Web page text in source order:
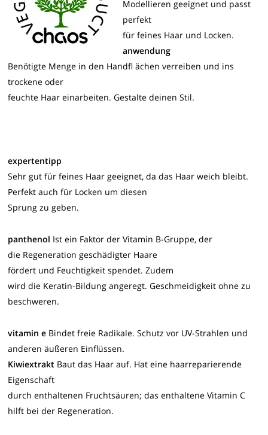
Modellieren geeignet und passt
perfekt
für feines Haar und Locken.
anwendung
Benötigte Menge in den Handfl ächen verreiben und ins
trockene oder
feuchte Haar einarbeiten. Gestalte deinen Stil.
expertentipp
Sehr gut für feines Haar geeignet, da das Haar weich bleibt.
Perfekt auch für Locken um diesen
Sprung zu geben.
panthenol Ist ein Faktor der Vitamin B-Gruppe, der
die Regeneration geschädigter Haare
fördert und Feuchtigkeit spendet. Zudem
wird die Keratin-Bildung angeregt. Geschmeidigkeit ohne zu
beschweren.
vitamin e Bindet freie Radikale. Schutz vor UV-Strahlen und
anderen äußeren Einflüssen.
Kiwiextrakt Baut das Haar auf. Hat eine haarreparierende
Eigenschaft
durch enthaltenen Fruchtsäuren; das enthaltene Vitamin C
hilft bei der Regeneration.